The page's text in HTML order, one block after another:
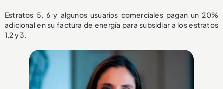
Estratos 5, 6 y algunos usuarios comerciales pagan un 20%
adicional en su factura de energía para subsidiar a los estratos
1,2 y 3.